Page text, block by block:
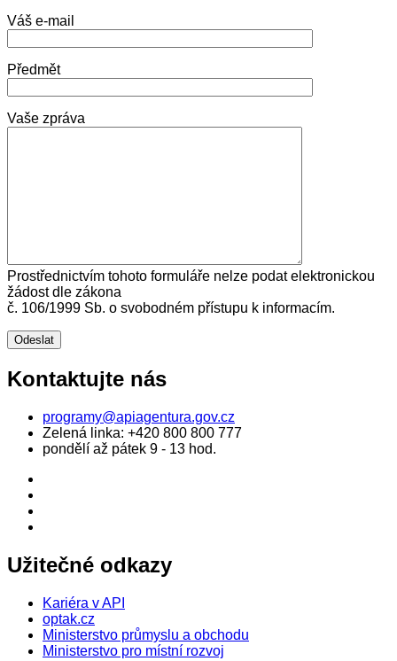
Váš e-mail
Předmět
Vaše zpráva
Prostřednictvím tohoto formuláře nelze podat elektronickou
žádost dle zákona
č. 106/1999 Sb. o svobodném přístupu k informacím.
Kontaktujte nás
programy@apiagentura.gov.cz
Zelená linka: +420 800 800 777
pondělí až pátek 9 - 13 hod.
Užitečné odkazy
Kariéra v API
optak.cz
Ministerstvo průmyslu a obchodu
Ministerstvo pro místní rozvoj